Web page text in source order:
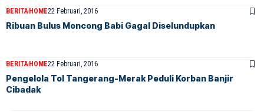
BERITAHOME22 Februari, 2016
Ribuan Bulus Moncong Babi Gagal Diselundupkan
BERITAHOME22 Februari, 2016
Pengelola Tol Tangerang-Merak Peduli Korban Banjir
Cibadak